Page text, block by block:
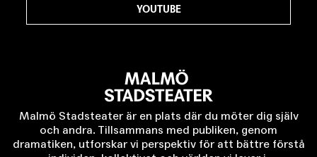
Malmö Stadsteater är en plats där du möter dig själv
och andra. Tillsammans med publiken, genom
dramatiken, utforskar vi perspektiv för att bättre förstå
YOUTUBE